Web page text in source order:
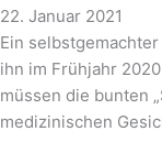
22. Januar 2021
Ein
ihn im Frühjahr
müssen die bunten
medizinischen